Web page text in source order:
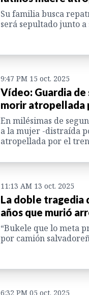
Su familia busca
será sepultado junto
9:47 PM 15 oct. 2025
Vídeo: Guardia de
morir atropellada
En milésimas de
a la mujer -distraída
atropellada por el
11:13 AM 13 oct. 2025
La doble tragedia
años que murió
“Bukele que lo meta
por camión
6:32 PM 05 oct. 2025